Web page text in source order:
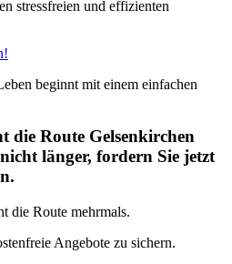
stressfreien und effizienten
beginnt mit einem einfachen
die Route Gelsenkirchen
länger, fordern Sie jetzt
die Route mehrmals.
Angebote zu sichern.